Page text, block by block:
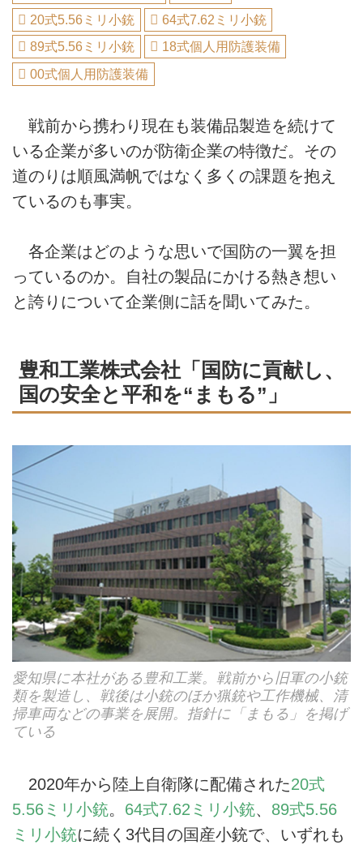
20式5.56ミリ小銃
64式7.62ミリ小銃
89式5.56ミリ小銃
18式個人用防護装備
00式個人用防護装備
戦前から携わり現在も装備品製造を続けて
いる企業が多いのが防衛企業の特徴だ。その
道のりは順風満帆ではなく多くの課題を抱え
ているのも事実。
各企業はどのような思いで国防の一翼を担
っているのか。自社の製品にかける熱き想い
と誇りについて企業側に話を聞いてみた。
豊和工業株式会社「国防に貢献し、
国の安全と平和を“まもる”」
愛知県に本社がある豊和工業。戦前から旧軍の小銃
類を製造し、戦後は小銃のほか猟銃や工作機械、清
掃車両などの事業を展開。指針に「まもる」を掲げ
ている
2020年から陸上自衛隊に配備された20式
5.56ミリ小銃。 64式7.62ミリ小銃、 89式5.56
ミリ小銃に続く3代目の国産小銃で、いずれも